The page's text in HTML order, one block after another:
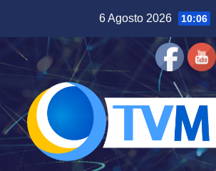
contenuto
6 Agosto 2026 10:06